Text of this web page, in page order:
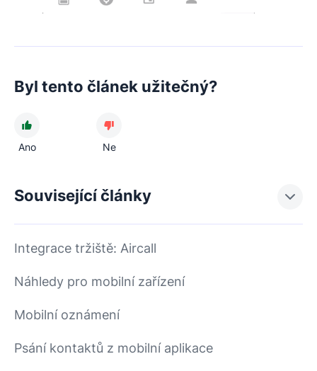
Byl tento článek užitečný?
Ano Ne
Související články
Integrace tržiště: Aircall
Náhledy pro mobilní zařízení
Mobilní oznámení
Psání kontaktů z mobilní aplikace